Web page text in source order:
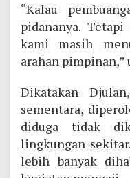
“Kalau
pidananya.
kami masih
arahan pimpinan,”
Dikatakan
sementara,
diduga tidak
lingkungan
lebih banyak